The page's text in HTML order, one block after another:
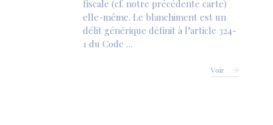
fiscale (cf. notre précédente carte)
elle-même. Le blanchiment est un
délit générique définit à l’article 324-
1 du Code …
Voir